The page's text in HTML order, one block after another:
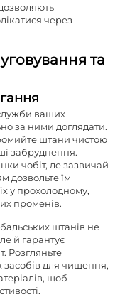
через
та
ваших
за ними доглядати.
штани чистою
забруднення.
чобіт, де зазвичай
дозвольте їм
у прохолодному,
променів.
штанів не
й гарантує
Розгляньте
засобів для чищення,
щоб